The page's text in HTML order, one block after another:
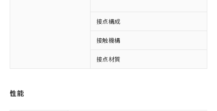
接点構成
接触機構
接点材質
性能